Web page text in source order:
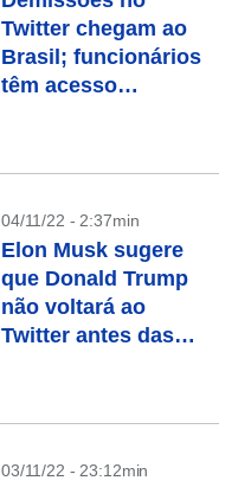
Twitter chegam ao
Brasil; funcionários
têm acesso
04/11/22 - 2:37min
Elon Musk sugere
que Donald Trump
não voltará ao
Twitter antes das
03/11/22 - 23:12min